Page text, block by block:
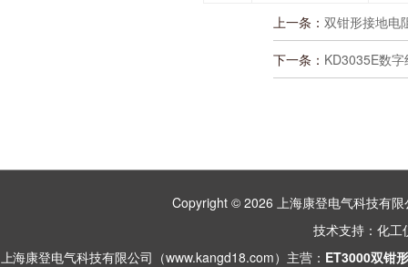
上一条： 双钳形接地电
下一条： KD3035E数
Copyright © 2026 上海康登电气科技有
技术支持： 化工
上海康登电气科技有限公司（www.kangd18.com）主营： ET3000双钳